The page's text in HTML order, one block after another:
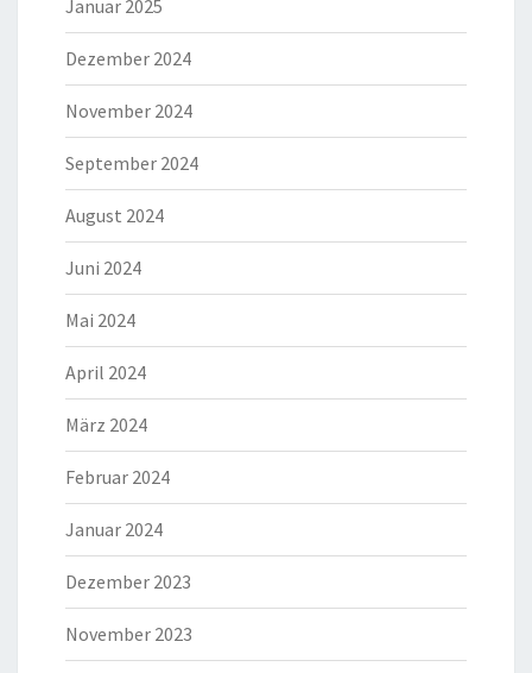
Januar 2025
Dezember 2024
November 2024
September 2024
August 2024
Juni 2024
Mai 2024
April 2024
März 2024
Februar 2024
Januar 2024
Dezember 2023
November 2023